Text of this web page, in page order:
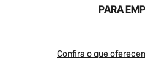
PARA
Confira o que